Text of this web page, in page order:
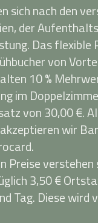
sich nach den
der
Das flexible
von
10 %
im
von 30,00 €.
wir
Preise verstehen
3,50 €
Tag. Diese wird